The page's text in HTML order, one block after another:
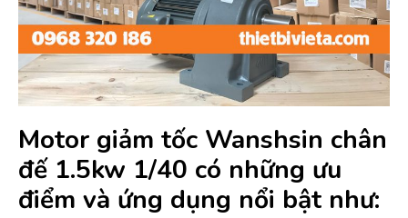
Motor giảm tốc Wanshsin chân
đế 1.5kw 1/40 có những ưu
điểm và ứng dụng nổi bật như: